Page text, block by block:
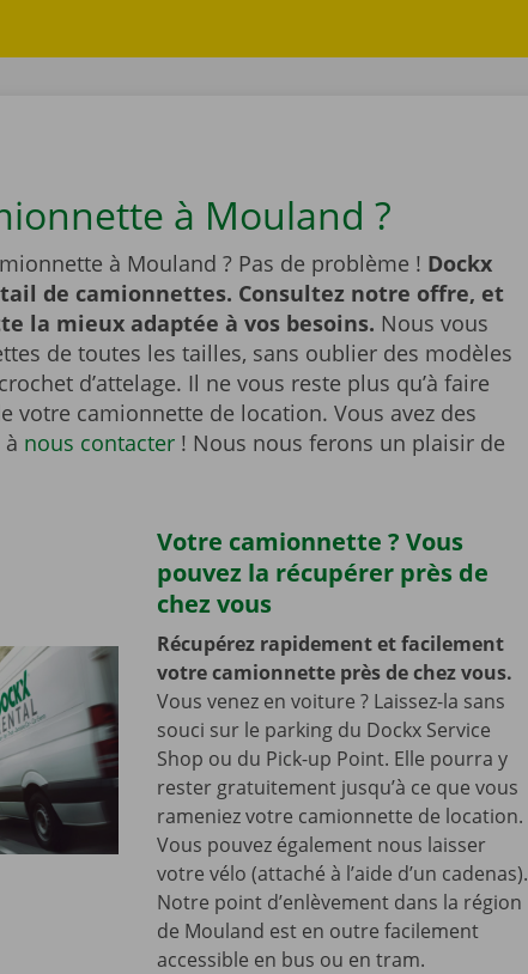
à Mouland ?
à Mouland ? Pas de problème ! Dockx
de camionnettes. Consultez notre offre, et
la mieux adaptée à vos besoins. Nous vous
de toutes les tailles, sans oublier des modèles
d’attelage. Il ne vous reste plus qu’à faire
votre camionnette de location. Vous avez des
nous contacter! Nous nous ferons un plaisir de
Votre camionnette ? Vous
pouvez la récupérer près de
chez vous
Récupérez rapidement et facilement
votre camionnette près de chez vous.
Vous venez en voiture ? Laissez-la sans
souci sur le parking du Dockx Service
Shop ou du Pick-up Point. Elle pourra y
rester gratuitement jusqu’à ce que vous
rameniez votre camionnette de location.
Vous pouvez également nous laisser
votre vélo (attaché à l’aide d’un cadenas).
Notre point d’enlèvement dans la région
de Mouland est en outre facilement
accessible en bus ou en tram.